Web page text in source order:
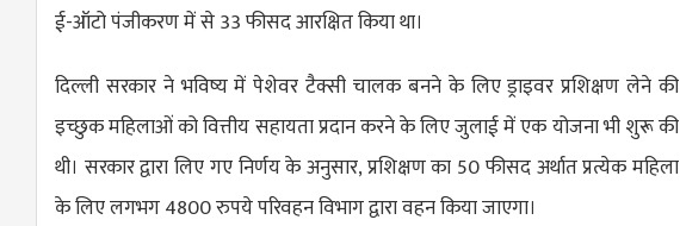
ई-ऑटो पंजीकरण में से 33 फीसद आरक्षित किया था।
दिल्ली सरकार ने भविष्य में पेशेवर टैक्सी चालक बनने के लिए ड्राइवर प्रशिक्षण लेने की
इच्छुक महिलाओं को वित्तीय सहायता प्रदान करने के लिए जुलाई में एक योजना भी शुरू की
थी। सरकार द्वारा लिए गए निर्णय के अनुसार, प्रशिक्षण का 50 फीसद अर्थात प्रत्येक महिला
के लिए लगभग 4800 रुपये परिवहन विभाग द्वारा वहन किया जाएगा।